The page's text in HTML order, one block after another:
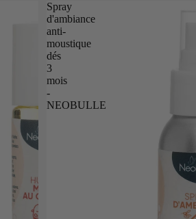
Spray
d'ambiance
anti-
moustique
dés
3
mois
-
NEOBULLE